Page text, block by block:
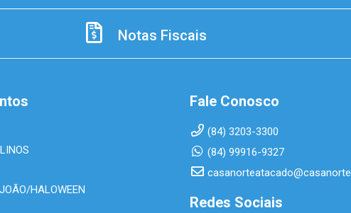
Notas Fiscais
HALOWEEN
Fale Conosco
(84) 3203-3300
(84) 99916-9327
Redes Sociais